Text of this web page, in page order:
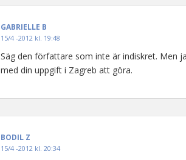
GABRIELLE B
15/4 -2012 kl. 19:48
Säg den författare som inte är indiskret. Men
med din uppgift i Zagreb att göra.
BODIL Z
15/4 -2012 kl. 20:34